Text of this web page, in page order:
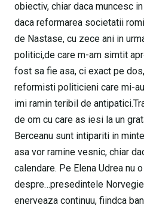
obiectiv, chiar daca muncesc
daca reformarea societatii
de Nastase, cu zece ani in
politici,de care m-am simtit
fost sa fie asa, ci exact pe
reformisti politicieni care mi-
imi ramin teribil de
de om cu care as iesi la un
Berceanu sunt intipariti in
asa vor ramine vesnic, chiar
calendare. Pe Elena Udrea nu
despre…presedintele
enerveaza continuu, fiindca